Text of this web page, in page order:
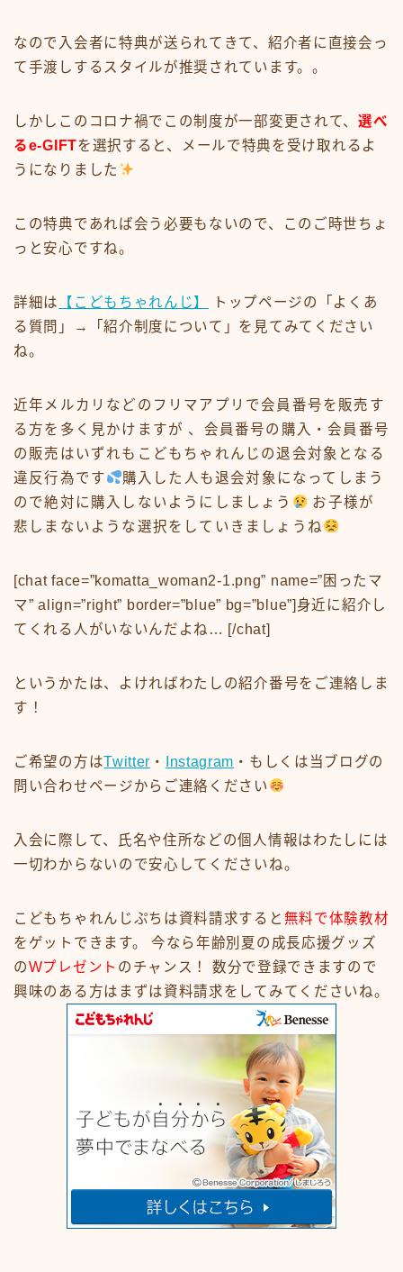
なので入会者に特典が送られてきて、紹介者に直接会っ
て手渡しするスタイルが推奨されています。。
しかしこのコロナ禍でこの制度が一部変更されて、選べ
るe-GIFTを選択すると、メールで特典を受け取れるよ
うになりました
この特典であれば会う必要もないので、このご時世ちょ
っと安心ですね。
詳細は 【こどもちゃれんじ】
トップページの「よくあ
る質問」→「紹介制度について」を見てみてください
ね。
近年メルカリなどのフリマアプリで会員番号を販売す
る方を多く見かけますが 、会員番号の購入・会員番号
の販売はいずれもこどもちゃれんじの退会対象となる
違反行為です
購入した人も退会対象になってしまう
ので絶対に購入しないようにしましょう
お子様が
悲しまないような選択をしていきましょうね
[chat face=”komatta_woman2-1.png” name=”困ったマ
マ” align=”right” border=”blue” bg=”blue”]身近に紹介し
てくれる人がいないんだよね… [/chat]
というかたは、よければわたしの紹介番号をご連絡しま
す！
ご希望の方はTwitter ・ Instagram ・もしくは当ブログの
問い合わせページからご連絡ください
入会に際して、氏名や住所などの個人情報はわたしには
一切わからないので安心してくださいね。
こどもちゃれんじぷちは資料請求すると 無料で体験教材
をゲットできます。 今なら年齢別夏の成長応援グッズ
のWプレゼント のチャンス！ 数分で登録できますので
興味のある方はまずは資料請求をしてみてくださいね。